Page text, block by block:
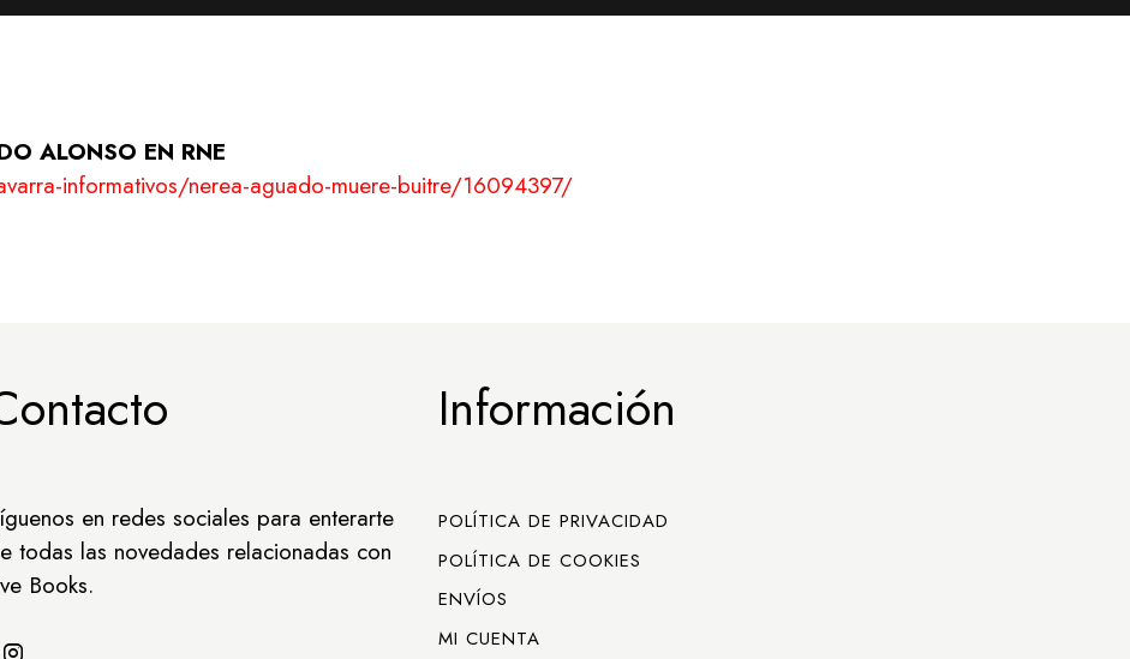
ALONSO EN RNE
informativos/nerea-aguado-muere-buitre/16094397/
en redes sociales para enterarte
todas las novedades relacionadas con
Books.
Información
POLÍTICA DE PRIVACIDAD
POLÍTICA DE COOKIES
ENVÍOS
MI CUENTA